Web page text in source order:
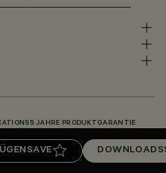
SAVE DOWNLOADS
5 JAHRE PRODUKTGARANTIE
REQUIRED) DOWNLOADS